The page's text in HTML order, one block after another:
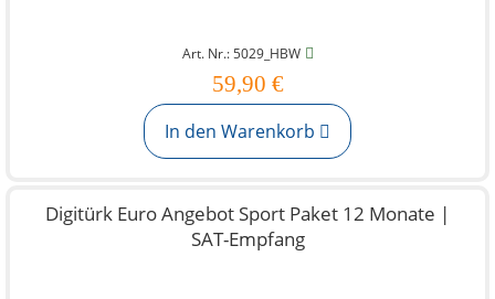
Art. Nr.: 5029_HBW
59,90 €
In den Warenkorb
Digitürk Euro Angebot Sport Paket 12 Monate |
SAT-Empfang